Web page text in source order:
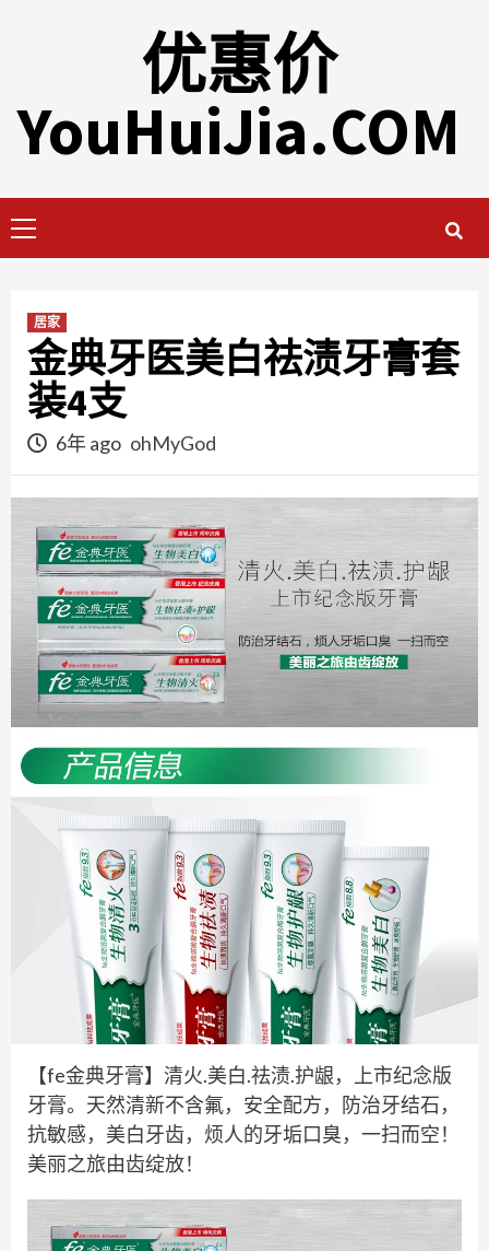
优惠价
YouHuiJia.COM
Menu
居家
金典牙医美白祛渍牙膏套
装4支
6年 ago ohMyGod
【fe金典牙膏】清火.美白.祛渍.护龈，上市纪念版
牙膏。天然清新不含氟，安全配方，防治牙结石，
抗敏感，美白牙齿，烦人的牙垢口臭，一扫而空！
美丽之旅由齿绽放！